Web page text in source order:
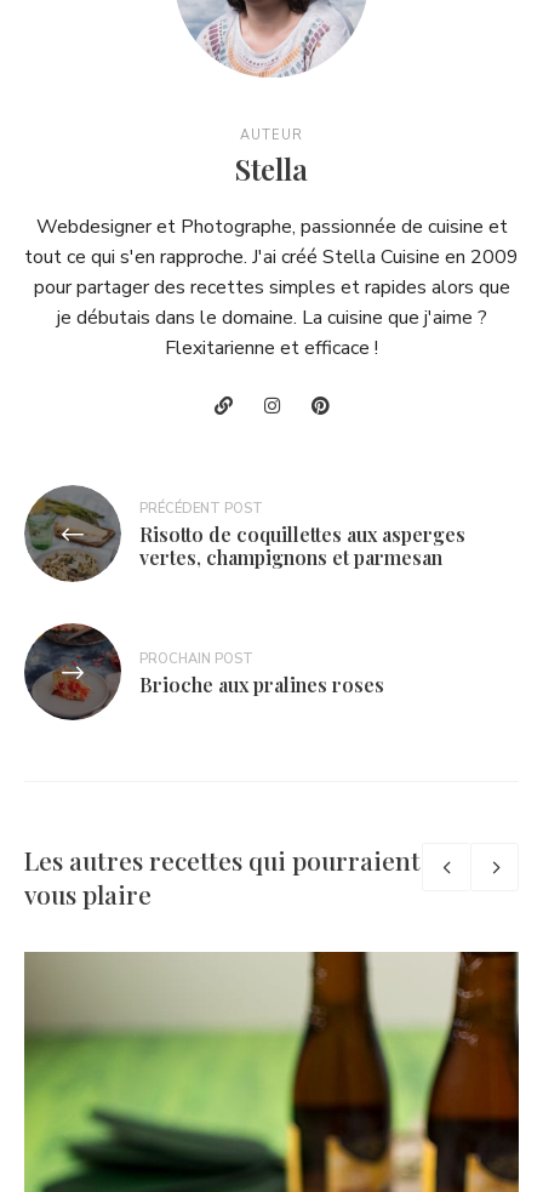
AUTEUR
Stella
Webdesigner et Photographe, passionnée de cuisine et
tout ce qui s'en rapproche. J'ai créé Stella Cuisine en 2009
pour partager des recettes simples et rapides alors que
je débutais dans le domaine. La cuisine que j'aime ?
Flexitarienne et efficace !
Navigation
de
l’article
PRÉCÉDENT POST
Risotto de coquillettes aux asperges
vertes, champignons et parmesan
PROCHAIN POST
Brioche aux pralines roses
Les autres recettes qui pourraient
vous plaire